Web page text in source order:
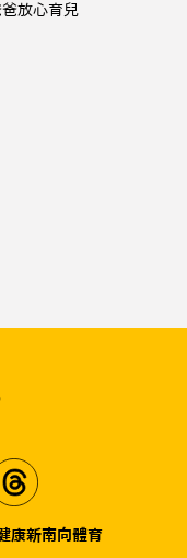
放心育兒
康新南向體育